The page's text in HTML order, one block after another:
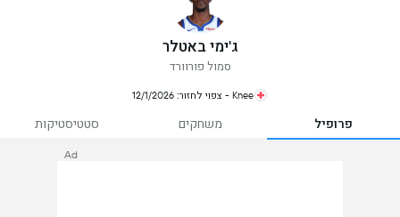
ג'ימי באטלר
סמול פורוורד
Knee - צפוי לחזור: 12/1/2026
פרופיל משחקים סטטיסטיקות
Ad